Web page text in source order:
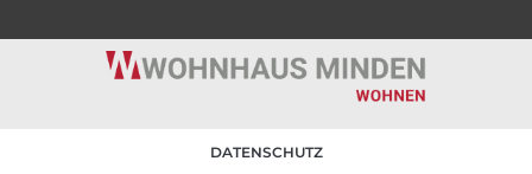
DATENSCHUTZ